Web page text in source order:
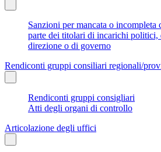
Sanzioni per mancata o incompleta
parte dei titolari di incarichi politici,
direzione o di governo
Rendiconti gruppi consiliari regionali/
Rendiconti gruppi consigliari
Atti degli organi di controllo
Articolazione degli uffici